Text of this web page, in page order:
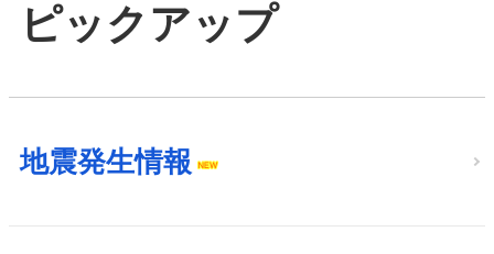
ピックアップ
地震発生情報